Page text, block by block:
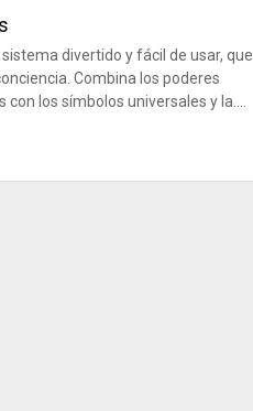
divertido y fácil de usar, que
Combina los poderes
los símbolos universales y la....